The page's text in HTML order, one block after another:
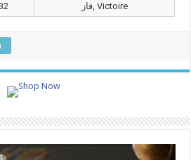
فاز, Victoire